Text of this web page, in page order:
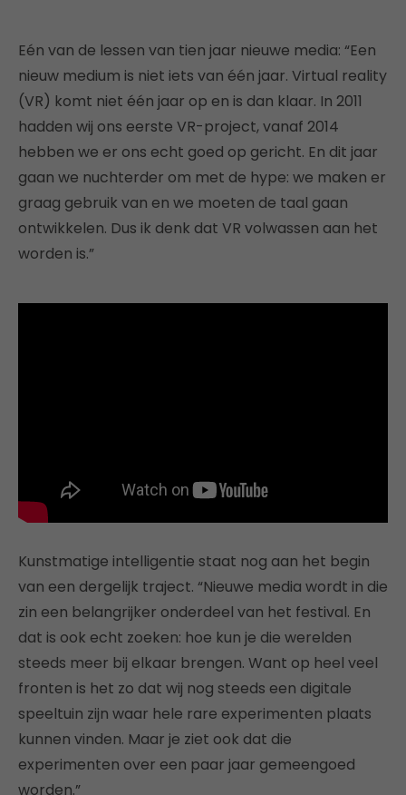
Eén van de lessen van tien jaar nieuwe media: “Een
nieuw medium is niet iets van één jaar. Virtual reality
(VR) komt niet één jaar op en is dan klaar. In 2011
hadden wij ons eerste VR-project, vanaf 2014
hebben we er ons echt goed op gericht. En dit jaar
gaan we nuchterder om met de hype: we maken er
graag gebruik van en we moeten de taal gaan
ontwikkelen. Dus ik denk dat VR volwassen aan het
worden is.”
Kunstmatige intelligentie staat nog aan het begin
van een dergelijk traject. “Nieuwe media wordt in die
zin een belangrijker onderdeel van het festival. En
dat is ook echt zoeken: hoe kun je die werelden
steeds meer bij elkaar brengen. Want op heel veel
fronten is het zo dat wij nog steeds een digitale
speeltuin zijn waar hele rare experimenten plaats
kunnen vinden. Maar je ziet ook dat die
experimenten over een paar jaar gemeengoed
worden.”